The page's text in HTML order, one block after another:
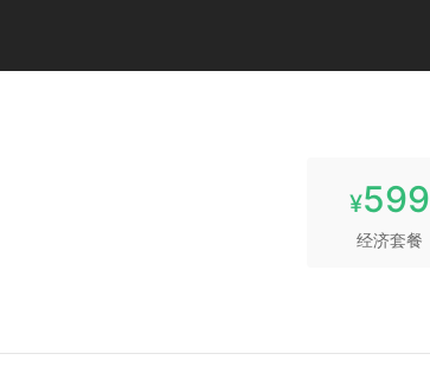
¥599
经济套餐